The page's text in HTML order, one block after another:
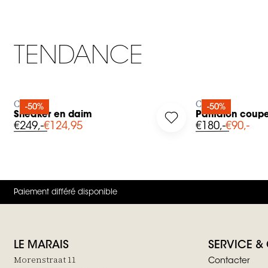
TENDANCE
-50%
in to add Sneaker en daim to your wishlist
AJOUTER RAPIDEMENT
Closed
Sneaker en daim
€249,-€124,95
-50%
Log in to add
Closed
Pantalon
€180,-€90,-
Paiement différé disponible
LE MARAIS
Morenstraat 11
SERVICE &
Contacter